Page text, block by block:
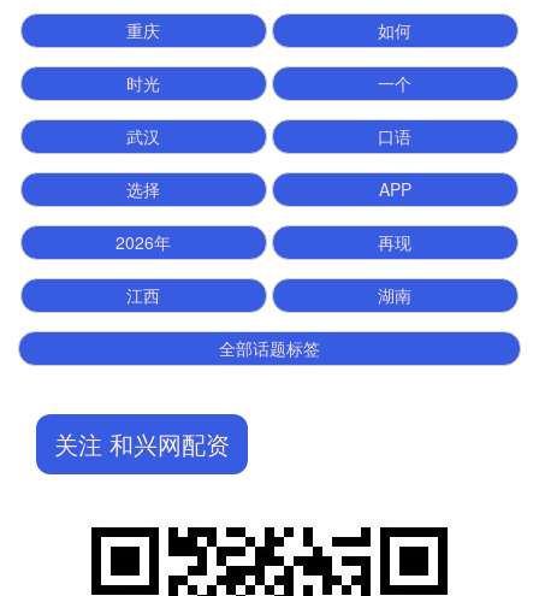
重庆 如何
时光 一个
武汉 口语
选择 APP
2026年 再现
江西 湖南
全部话题标签
关注 和兴网配资